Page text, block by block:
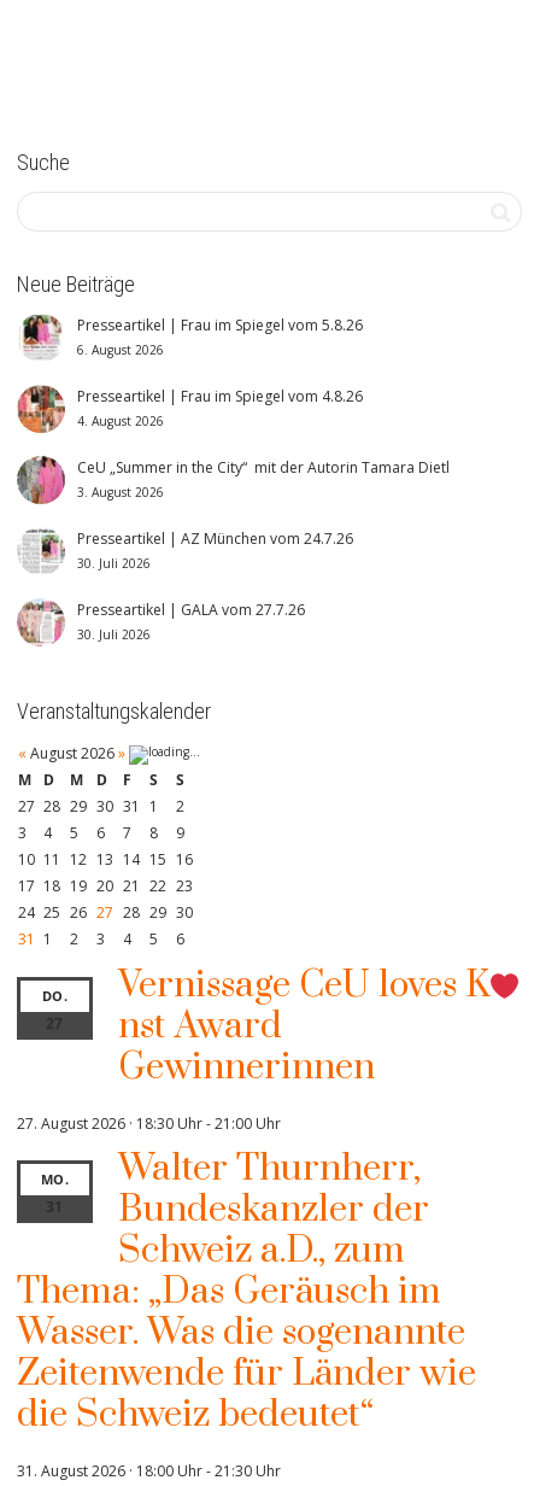
Suche
Neue Beiträge
Presseartikel | Frau im Spiegel vom 5.8.26
6. August 2026
Presseartikel | Frau im Spiegel vom 4.8.26
4. August 2026
CeU „Summer in the City“ mit der Autorin Tamara Dietl
3. August 2026
Presseartikel | AZ München vom 24.7.26
30. Juli 2026
Presseartikel | GALA vom 27.7.26
30. Juli 2026
Veranstaltungskalender
« August 2026»
M
D M D F S
S
27 28 29 30 31 1
2
3
4 5 6 7 8
9
10 11 12 13 14 15 16
17 18 19 20 21 22 23
24 25 26 27 28 29 30
31
1 2 3 4 5 6
DO.
27
Vernissage CeU loves K
nst Award
Gewinnerinnen
27. August 2026 · 18:30 Uhr-21:00 Uhr
MO.
31
Walter Thurnherr,
Bundeskanzler der
Schweiz a.D., zum
Thema: „Das Geräusch im
Wasser. Was die sogenannte
Zeitenwende für Länder wie
die Schweiz bedeutet“
31. August 2026 · 18:00 Uhr-21:30 Uhr